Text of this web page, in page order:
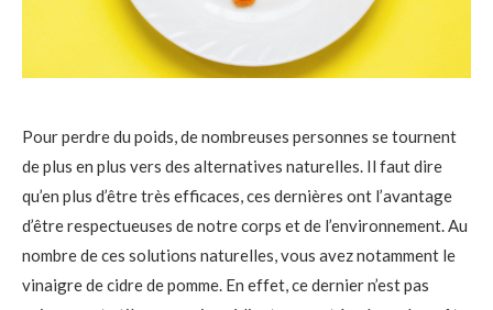
Pour perdre du poids, de nombreuses personnes se tournent
de plus en plus vers des alternatives naturelles. Il faut dire
qu’en plus d’être très efficaces, ces dernières ont l’avantage
d’être respectueuses de notre corps et de l’environnement. Au
nombre de ces solutions naturelles, vous avez notamment le
vinaigre de cidre de pomme. En effet, ce dernier n’est pas